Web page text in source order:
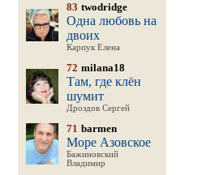
83 twodridge
Одна любовь на
двоих
Карпук Елена
72 milana18
Там, где клён
шумит
Дроздов Сергей
71 barmen
Море Азовское
Бажиновский
Владимир